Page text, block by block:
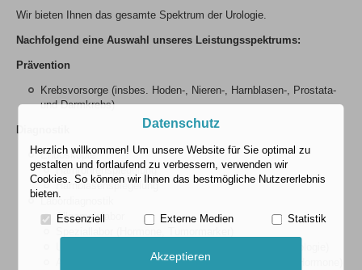
Wir bieten Ihnen das gesamte Spektrum der Urologie.
Nachfolgend eine Auswahl unseres Leistungsspektrums:
Prävention
Krebsvorsorge (insbes. Hoden-, Nieren-, Harnblasen-, Prostata-
und Darmkrebs)
Endoskopie
Harnröhrenspiegelung
Harnblasenspiegelung
Labordiagnostik
Allgemeinlabor
Andrologisches Labor (Abstriche, Spermiogramme, Hormone)
Datenschutz
Herzlich willkommen! Um unsere Website für Sie optimal zu
gestalten und fortlaufend zu verbessern, verwenden wir
Cookies. So können wir Ihnen das bestmögliche Nutzererlebnis
bieten.
Essenziell Externe Medien Statistik
Akzeptieren